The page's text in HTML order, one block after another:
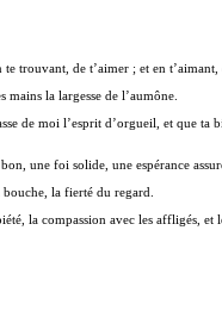
de t’aimer ; et en t’aimant,
la largesse de l’aumône.
de moi l’esprit d’orgueil, et que
une foi solide, une espérance
la fierté du regard.
la compassion avec les affligés, et